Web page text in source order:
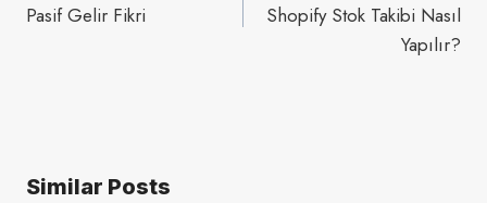
Pasif Gelir Fikri
Shopify Stok Takibi Nasıl
Yapılır?
Similar Posts